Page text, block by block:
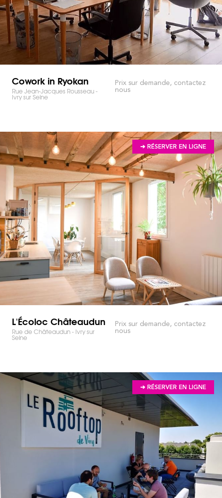
Cowork in Ryokan
Rue Jean-Jacques Rousseau -
Ivry sur Seine
Prix sur demande, contactez
nous
➔ RÉSERVER EN LIGNE
L'Écoloc Châteaudun
Rue de Châteaudun - Ivry sur
Seine
Prix sur demande, contactez
nous
➔ RÉSERVER EN LIGNE